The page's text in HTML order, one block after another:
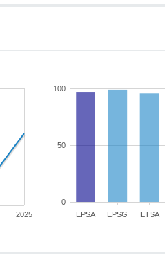
2025 EPSA EPSG ETSA
0
50
100